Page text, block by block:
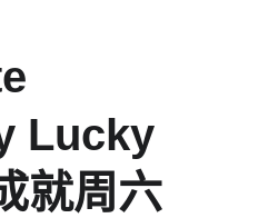
Lucky
就周六